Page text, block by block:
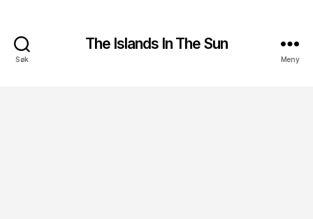
Søk
The Islands In The Sun
Meny